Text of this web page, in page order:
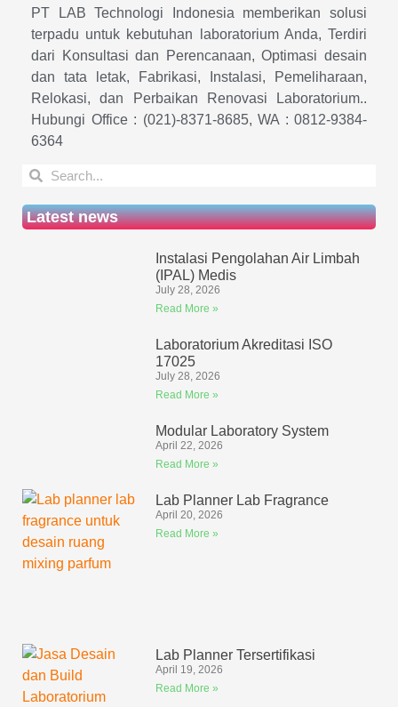
PT LAB Technologi Indonesia memberikan solusi
terpadu untuk kebutuhan laboratorium Anda, Terdiri
dari Konsultasi dan Perencanaan, Optimasi desain
dan tata letak, Fabrikasi, Instalasi, Pemeliharaan,
Relokasi, dan Perbaikan Renovasi Laboratorium..
Hubungi Office : (021)-8371-8685, WA : 0812-9384-
6364
Latest news
Instalasi Pengolahan Air Limbah
(IPAL) Medis
July 28, 2026
Read More »
Laboratorium Akreditasi ISO
17025
July 28, 2026
Read More »
Modular Laboratory System
April 22, 2026
Read More »
Lab Planner Lab Fragrance
April 20, 2026
Read More »
Lab Planner Tersertifikasi
April 19, 2026
Read More »